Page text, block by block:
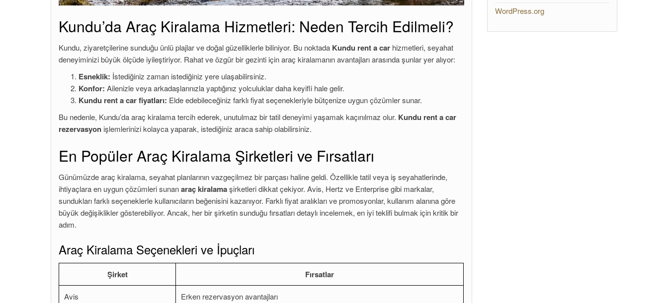
Kundu’da Araç Kiralama Hizmetleri: Neden Tercih Edilmeli?
Kundu, ziyaretçilerine sunduğu ünlü plajlar ve doğal güzelliklerle biliniyor. Bu noktada Kundu rent a car hizmetleri, seyahat
deneyiminizi büyük ölçüde iyileştiriyor. Rahat ve özgür bir gezinti için araç kiralamanın avantajları arasında şunlar yer alıyor:
Esneklik: İstediğiniz zaman istediğiniz yere ulaşabilirsiniz.
Konfor: Ailenizle veya arkadaşlarınızla yaptığınız yolculuklar daha keyifli hale gelir.
Kundu rent a car fiyatları: Elde edebileceğiniz farklı fiyat seçenekleriyle bütçenize uygun çözümler sunar.
Bu nedenle, Kundu’da araç kiralama tercih ederek, unutulmaz bir tatil deneyimi yaşamak kaçınılmaz olur. Kundu rent a car
rezervasyon işlemlerinizi kolayca yaparak, istediğiniz araca sahip olabilirsiniz.
En Popüler Araç Kiralama Şirketleri ve Fırsatları
Günümüzde araç kiralama, seyahat planlarının vazgeçilmez bir parçası haline geldi. Özellikle tatil veya iş seyahatlerinde,
ihtiyaçlara en uygun çözümleri sunanaraç kiralamaşirketleri dikkat çekiyor. Avis, Hertz ve Enterprise gibi markalar,
sundukları farklı seçeneklerle kullanıcıların beğenisini kazanıyor. Farklı fiyat aralıkları ve promosyonlar, kullanım alanına göre
büyük değişiklikler gösterebiliyor. Ancak, her bir şirketin sunduğu fırsatları detaylı incelemek, en iyi teklifi bulmak için kritik bir
adım.
Araç Kiralama Seçenekleri ve İpuçları
Şirket Fırsatlar
Avis Erken rezervasyon avantajları
WordPress.org